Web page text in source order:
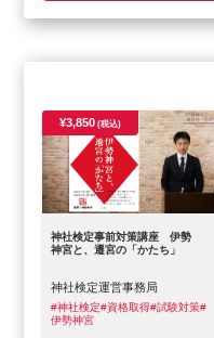
¥3,850(税込)
神社検定事前対策講座 伊勢
神宮と、遷宮の「かたち」
神社検定運営事務局
#神社検定#資格取得#試験対策#
伊勢神宮